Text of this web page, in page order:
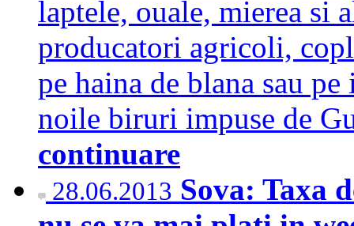
laptele, ouale, mierea si
producatori agricoli,
pe haina de blana sau
noile biruri impuse de
continuare
28.06.2013 Sova: Taxa